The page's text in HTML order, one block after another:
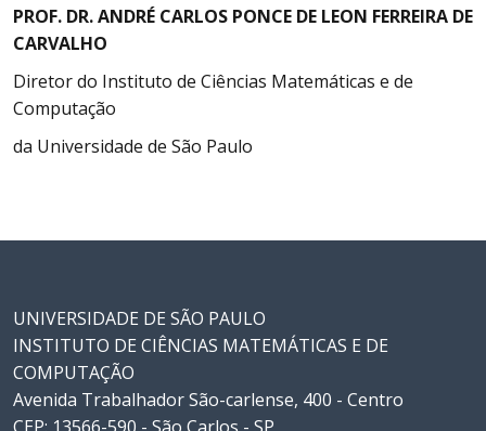
PROF. DR. ANDRÉ CARLOS PONCE DE LEON FERREIRA DE
CARVALHO
Diretor do Instituto de Ciências Matemáticas e de
Computação
da Universidade de São Paulo
UNIVERSIDADE DE SÃO PAULO
INSTITUTO DE CIÊNCIAS MATEMÁTICAS E DE
COMPUTAÇÃO
Avenida Trabalhador São-carlense, 400 - Centro